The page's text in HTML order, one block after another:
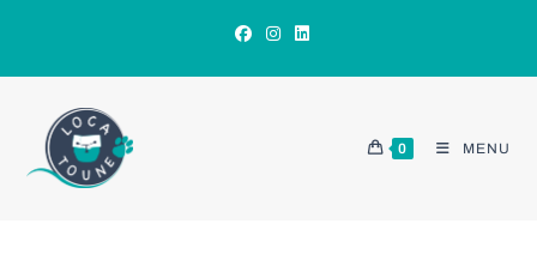
content
0 MENU